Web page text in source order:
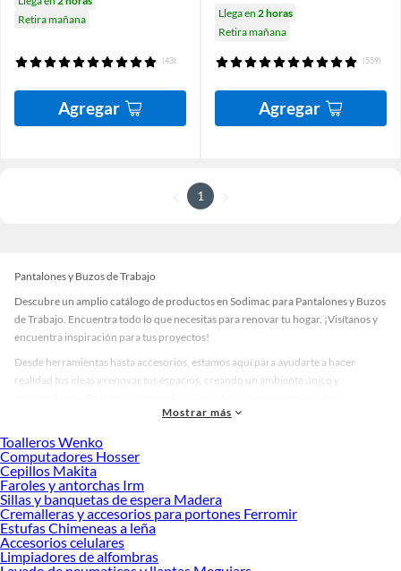
Retira mañana
(43)
Agregar
Llega en 2 horas
Retira mañana
(559)
Agregar
1
Pantalones y Buzos de Trabajo
Descubre un amplio catálogo de productos en Sodimac para Pantalones y Buzos
de Trabajo. Encuentra todo lo que necesitas para renovar tu hogar. ¡Visítanos y
encuentra inspiración para tus proyectos!
Desde herramientas hasta accesorios, estamos aquí para ayudarte a hacer
realidad tus ideas y renovar tus espacios, creando un ambiente único y
accesorios de calidad que te ayudarán a crear un espacio más tú.
Desde remodelaciones hasta proyectos de decoración, estamos aquí para hacer
tus ideas realidad. ¡Visítanos y encuentra todo lo que tenemos para ofrecerte en
Pantalones y Buzos de Trabajo!
Explora la variedad de productos de Pantalones y Buzos de Trabajo en
Sodimac
Herramientas, materiales y accesorios de calidad para tus proyectos y
renovación de espacios. ¡Visítanos y descubre todo lo que tenemos para
Mostrar más
Toalleros Wenko
Computadores Hosser
Cepillos Makita
Faroles y antorchas Irm
Sillas y banquetas de espera Madera
Cremalleras y accesorios para portones Ferromir
Estufas Chimeneas a leña
Accesorios celulares
Limpiadores de alfombras